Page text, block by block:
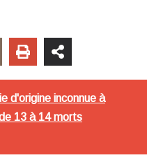
d'origine inconnue à
13 à 14 morts